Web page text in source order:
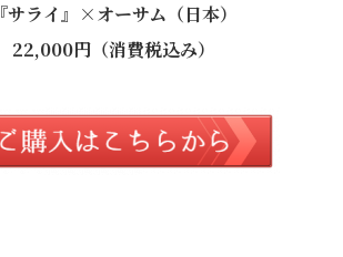
『サライ』×オーサム（日本）
22,000円（消費税込み）